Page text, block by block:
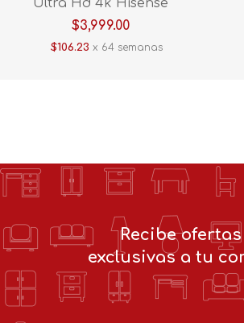
Ultra Hd 4k Hisense
43A65NV
$3,999.00
$106.23 x 64 semanas
Recibe ofertas
exclusivas a tu